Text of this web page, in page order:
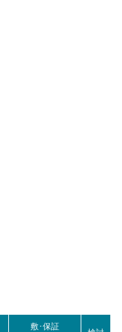
敷･保証